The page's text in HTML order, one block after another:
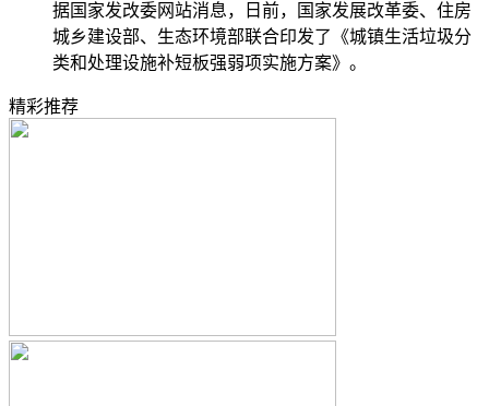
据国家发改委网站消息，日前，国家发展改革委、住房
城乡建设部、生态环境部联合印发了《城镇生活垃圾分
类和处理设施补短板强弱项实施方案》。
精彩推荐